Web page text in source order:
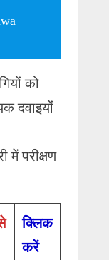
को
दवाइयों
में परीक्षण
क्लिक
करें